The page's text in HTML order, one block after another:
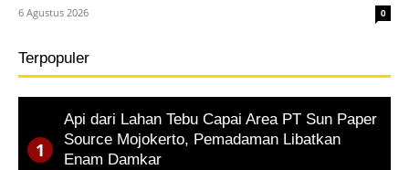
6 Agustus 2026 0
Terpopuler
Api dari Lahan Tebu Capai Area PT Sun Paper
Source Mojokerto, Pemadaman Libatkan
Enam Damkar